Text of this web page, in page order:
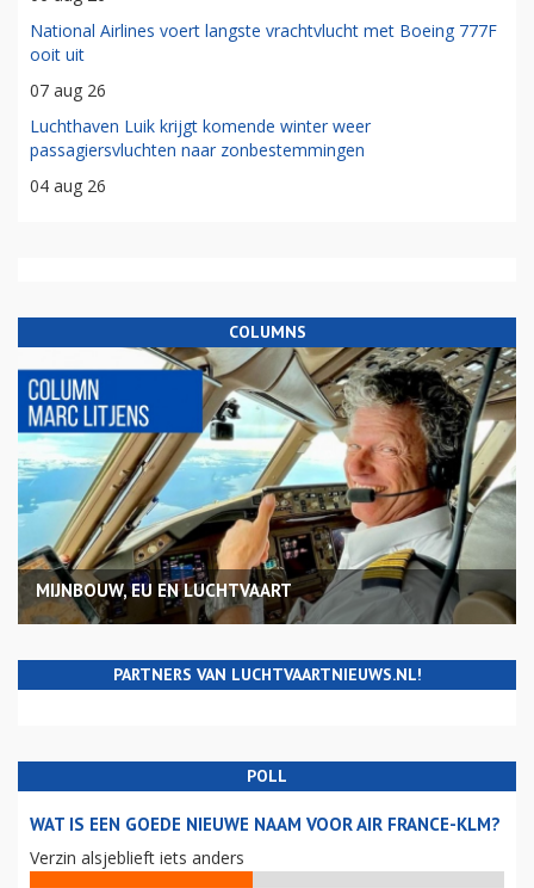
National Airlines voert langste vrachtvlucht met Boeing 777F
ooit uit
07 aug 26
Luchthaven Luik krijgt komende winter weer
passagiersvluchten naar zonbestemmingen
04 aug 26
COLUMNS
MIJNBOUW, EU EN LUCHTVAART
PARTNERS VAN LUCHTVAARTNIEUWS.NL!
POLL
WAT IS EEN GOEDE NIEUWE NAAM VOOR AIR FRANCE-KLM?
Verzin alsjeblieft iets anders